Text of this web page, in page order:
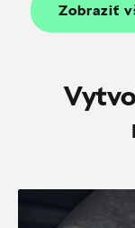
Zobraziť